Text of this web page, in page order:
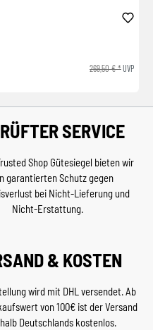
269,50 € *UVP
SERVICE
Shop Gütesiegel bieten wir
garantierten Schutz gegen
bei Nicht-Lieferung und
Nicht-Erstattung.
& KOSTEN
wird mit DHL versendet. Ab
von 100€ ist der Versand
Deutschlands kostenlos.